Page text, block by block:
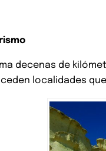
decenas de
localidades